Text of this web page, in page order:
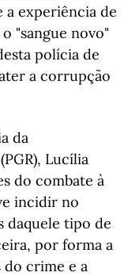
a experiência de
"sangue novo"
polícia de
a corrupção
da
Lucília
do combate à
incidir no
daquele tipo de
por forma a
do crime e a